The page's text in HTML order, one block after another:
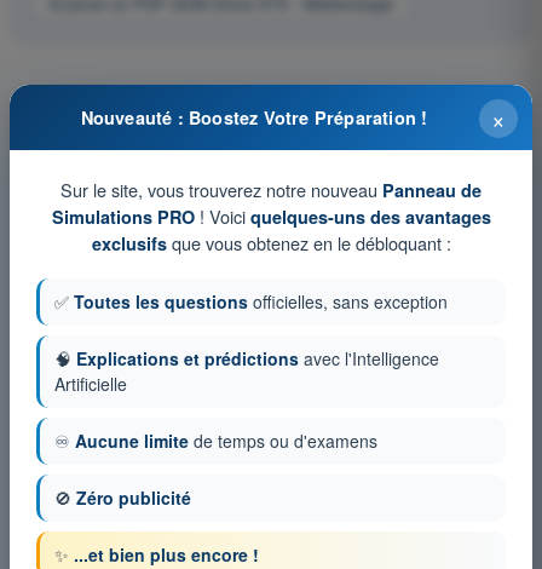
×
Nouveauté : Boostez Votre Préparation !
Sur le site, vous trouverez notre nouveau Panneau de
Simulations PRO! Voici quelques-uns des avantages
exclusifsque vous obtenez en le débloquant :
✅ Toutes les questions officielles, sans exception
🧠 Explications et prédictions avec l'Intelligence
Artificielle
♾️ Aucune limite de temps ou d'examens
🚫 Zéro publicité
✨ ...et bien plus encore !